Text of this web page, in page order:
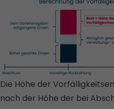
Die Höhe der
nach der Höhe der bei